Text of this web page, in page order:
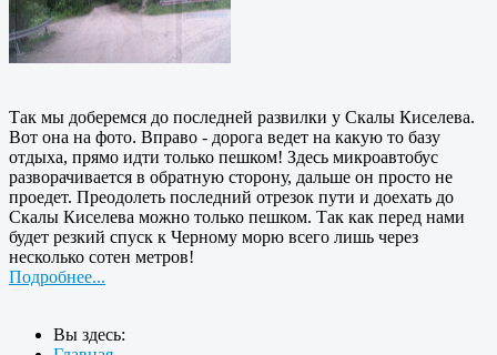
Так мы доберемся до последней развилки у Скалы Киселева.
Вот она на фото. Вправо - дорога ведет на какую то базу
отдыха, прямо идти только пешком! Здесь микроавтобус
разворачивается в обратную сторону, дальше он просто не
проедет. Преодолеть последний отрезок пути и доехать до
Скалы Киселева можно только пешком. Так как перед нами
будет резкий спуск к Черному морю всего лишь через
несколько сотен метров!
Подробнее...
Вы здесь: